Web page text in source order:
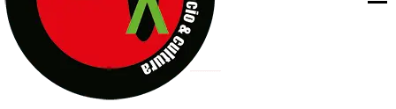
D’BALDOMEROS REINVENTAN [BITÁCORA 3.0] EN EXVITA
MARSHALL FLASH PRESENTA EN EXVITA [RELATIVA
JOFRE BARDAGÍ EN EXVITA INTERPRETANDO A SERRAT